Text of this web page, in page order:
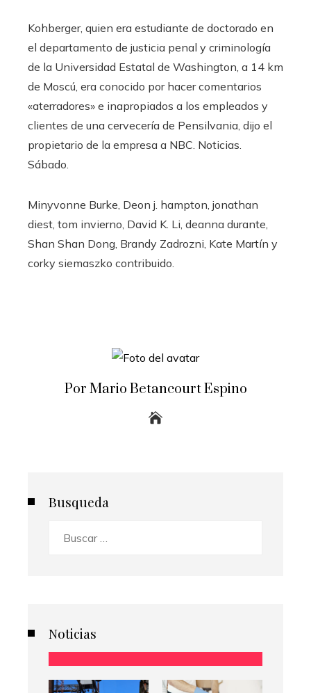
Kohberger, quien era estudiante de doctorado en
el departamento de justicia penal y criminología
de la Universidad Estatal de Washington, a 14 km
de Moscú, era conocido por hacer comentarios
«aterradores» e inapropiados a los empleados y
clientes de una cervecería de Pensilvania, dijo el
propietario de la empresa a NBC. Noticias.
Sábado.
Minyvonne Burke, Deon j. hampton, jonathan
diest, tom invierno, David K. Li, deanna durante,
Shan Shan Dong, Brandy Zadrozni, Kate Martín y
corky siemaszko contribuido.
Por Mario Betancourt Espino
Busqueda
Noticias